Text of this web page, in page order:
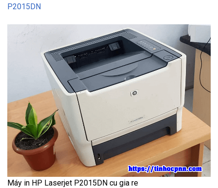
P2015DN
Máy in HP Laserjet P2015DN cu gia re